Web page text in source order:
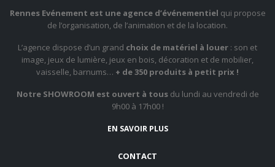
Rennes Evénement est une agence d’événementiel qui propose
de l’organisation, de l’animation et de la location.
L’agence dispose d’un grand choix de matériel à louer : son et
image, jeux de lumière, jeux en bois, décoration et de mobilier,
vaisselle, barnums… + de 350 produits à petit prix !
Notre SHOWROOM est ouvert à tousdu lundi au vendredi de
9h00 à 17h00 !
EN SAVOIR PLUS
CONTACT